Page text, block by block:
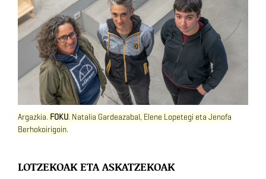
Argazkia. FOKU. Natalia Gardeazabal, Elene Lopetegi eta Jenofa
Berhokoirigoin.
LOTZEKOAK ETA ASKATZEKOAK